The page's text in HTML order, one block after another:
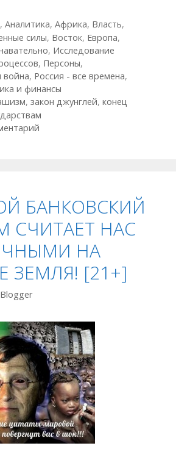
, Аналитика, Африка, Власть,
силы, Восток, Европа,
, Исследование
, Персоны,
война, Россия - все времена,
и финансы
, закон джунглей, конец
БАНКОВСКИЙ
СЧИТАЕТ НАС
НА
ЗЕМЛЯ! [21+]